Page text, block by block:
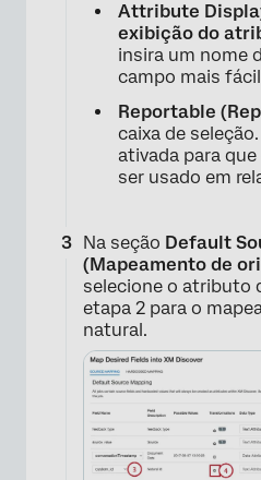
Attribute
exibição do
insira um nome
campo mais
Reportable
caixa de
ativada para
ser usado em
Na seção Default
(Mapeamento de
selecione o atributo
etapa 2 para o
natural.